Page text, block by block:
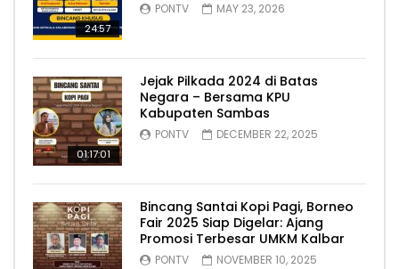
24:57
PONTV MAY 23, 2026
01:17:01
Jejak Pilkada 2024 di Batas
Negara – Bersama KPU
Kabupaten Sambas
PONTV DECEMBER 22, 2025
Bincang Santai Kopi Pagi, Borneo
Fair 2025 Siap Digelar: Ajang
Promosi Terbesar UMKM Kalbar
PONTV NOVEMBER 10, 2025